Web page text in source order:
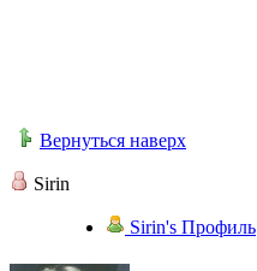
Вернуться наверх
Sirin
Sirin's Профиль